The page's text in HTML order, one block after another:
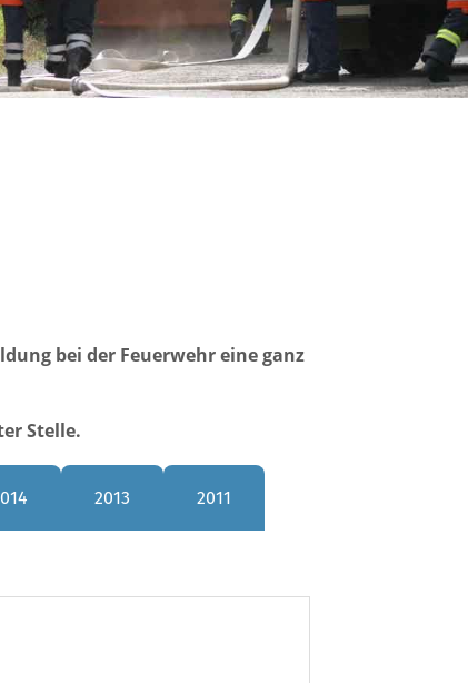
bei der Feuerwehr eine ganz
Stelle.
2013 2011